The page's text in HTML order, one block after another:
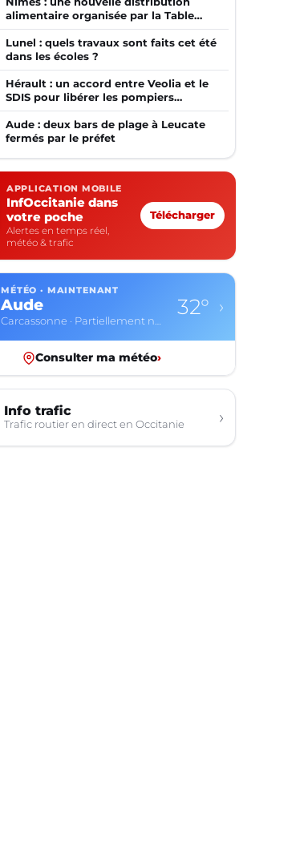
alimentaire organisée par la Table
Ouverte
Lunel : quels travaux sont faits cet été
dans les écoles ?
Hérault : un accord entre Veolia et le
SDIS pour libérer les pompiers
volontaires
Aude : deux bars de plage à Leucate
fermés par le préfet
APPLICATION MOBILE
InfOccitanie dans
votre poche
Alertes en temps réel,
météo & trafic
Télécharger
MÉTÉO · MAINTENANT
Aude
Carcassonne · Partiellement nuageux
32° ›
Consulter ma météo›
Info trafic
Trafic routier en direct en Occitanie ›